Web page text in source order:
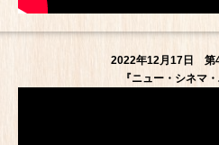
2022年12月17日 第
『ニュー・シネマ